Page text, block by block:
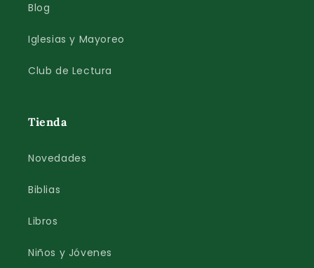
Blog
Iglesias y Mayoreo
Club de Lectura
Tienda
Novedades
Biblias
Libros
Niños y Jóvenes